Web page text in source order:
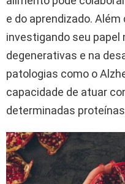
e do aprendizado.
investigando seu papel
degenerativas e na
patologias como o
capacidade de atuar
determinadas